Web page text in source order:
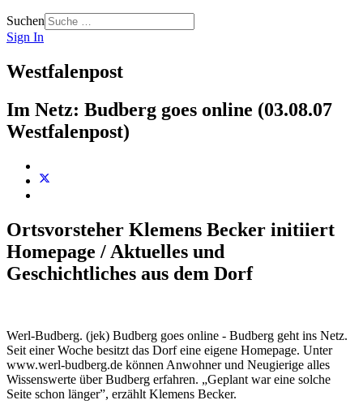
Suchen
Sign In
Westfalenpost
Im Netz: Budberg goes online (03.08.07
Westfalenpost)
Ortsvorsteher Klemens Becker initiiert
Homepage / Aktuelles und
Geschichtliches aus dem Dorf
Werl-Budberg. (jek) Budberg goes online - Budberg geht ins Netz.
Seit einer Woche besitzt das Dorf eine eigene Homepage. Unter
www.werl-budberg.de können Anwohner und Neugierige alles
Wissenswerte über Budberg erfahren. „Geplant war eine solche
Seite schon länger”, erzählt Klemens Becker.